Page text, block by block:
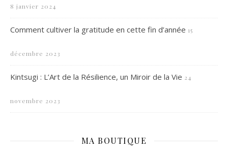
8 janvier 2024
Comment cultiver la gratitude en cette fin d’année 15
décembre 2023
Kintsugi : L’Art de la Résilience, un Miroir de la Vie 24
novembre 2023
MA BOUTIQUE